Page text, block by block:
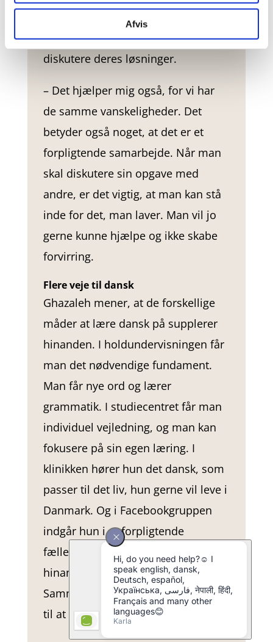
Afvis
persisktalende, der skal op til PD3.
Her lægger de opgaver op og
diskutere deres løsninger.
– Det hjælper mig også, for vi har
de samme vanskeligheder. Det
betyder også noget, at det er et
forpligtende samarbejde. Når man
skal diskutere sin opgave med
andre, er det vigtig, at man kan stå
inde for det, man laver. Man vil jo
gerne kunne hjælpe og ikke skabe
forvirring.
Flere veje til dansk
Ghazaleh mener, at de forskellige
måder at lære dansk på supplerer
hinanden. I holdundervisningen får
man det nødvendige fundament.
Man får nye ord og lærer
grammatik. I studiecentret får man
individuel vejledning, og man kan
fokusere på sin egen læring. I
klinikken hører hun det dansk, som
passer til det liv, hun gerne vil leve i
Danmark. Og i Facebookgruppen
indgår hun i et forpligtende
fællesskab, hvor de hjælper de
hinanden med at nå et fælles mål.
Sammenlagt håber hun, det rækker
til at gøre drøm til virkelighed.